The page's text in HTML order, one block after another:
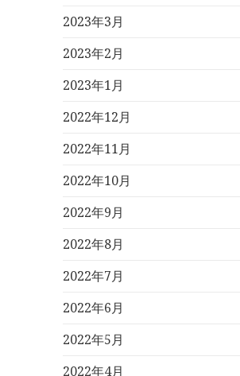
2023年3月
2023年2月
2023年1月
2022年12月
2022年11月
2022年10月
2022年9月
2022年8月
2022年7月
2022年6月
2022年5月
2022年4月